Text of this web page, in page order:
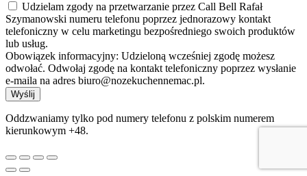
Udzielam zgody na przetwarzanie przez Call Bell Rafał
Szymanowski numeru telefonu poprzez jednorazowy kontakt
telefoniczny w celu marketingu bezpośredniego swoich produktów
lub usług.
Obowiązek informacyjny: Udzieloną wcześniej zgodę możesz
odwołać. Odwołaj zgodę na kontakt telefoniczny poprzez wysłanie
e-maila na adres biuro@nozekuchennemac.pl.
Wyślij
Oddzwaniamy tylko pod numery telefonu z polskim numerem
kierunkowym +48.